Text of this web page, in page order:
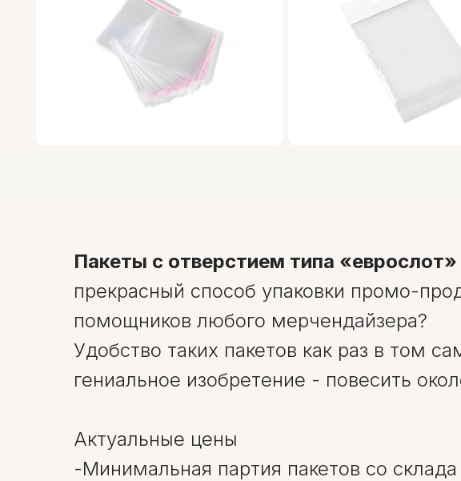
Пакеты с отверстием типа
прекрасный способ упаковки промо-
помощников любого мерчендайзера?
Удобство таких пакетов как раз в том
гениальное изобретение - повесить
Актуальные цены
-Минимальная партия пакетов со